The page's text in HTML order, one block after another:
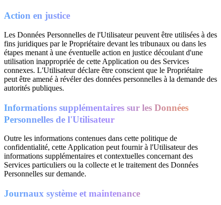
Action en justice
Les Données Personnelles de l'Utilisateur peuvent être utilisées à des
fins juridiques par le Propriétaire devant les tribunaux ou dans les
étapes menant à une éventuelle action en justice découlant d'une
utilisation inappropriée de cette Application ou des Services
connexes. L'Utilisateur déclare être conscient que le Propriétaire
peut être amené à révéler des données personnelles à la demande des
autorités publiques.
Informations supplémentaires sur les Données
Personnelles de l'Utilisateur
Outre les informations contenues dans cette politique de
confidentialité, cette Application peut fournir à l'Utilisateur des
informations supplémentaires et contextuelles concernant des
Services particuliers ou la collecte et le traitement des Données
Personnelles sur demande.
Journaux système et maintenance